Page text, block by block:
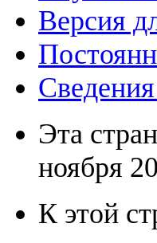
Версия
Эта
ноября
К этой